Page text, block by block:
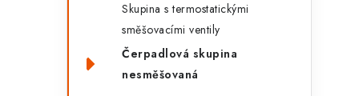
Skupina s termostatickými
směšovacími ventily
Čerpadlová skupina
nesměšovaná